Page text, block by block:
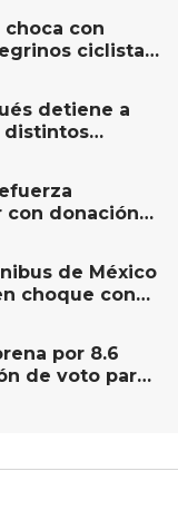
con
ciclistas
Querétaro
detiene a
distintos
con donación
Amarilla para
de México
choque con
Juan del Río
por 8.6
de voto para
según